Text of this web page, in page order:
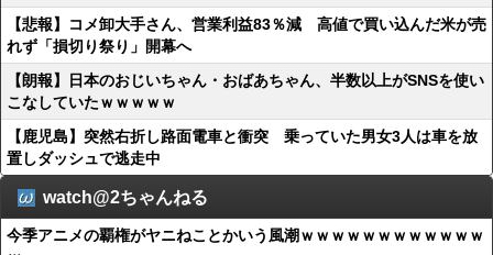
【悲報】コメ卸大手さん、営業利益83％減 高値で買い込んだ米が売
れず「損切り祭り」開幕へ
【朗報】日本のおじいちゃん・おばあちゃん、半数以上がSNSを使い
こなしていたｗｗｗｗｗ
【鹿児島】突然右折し路面電車と衝突 乗っていた男女3人は車を放
置しダッシュで逃走中
watch@2ちゃんねる
今季アニメの覇権がヤニねことかいう風潮ｗｗｗｗｗｗｗｗｗｗｗｗ